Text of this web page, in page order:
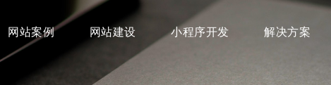
网站案例 网站建设 小程序开发 解决方案